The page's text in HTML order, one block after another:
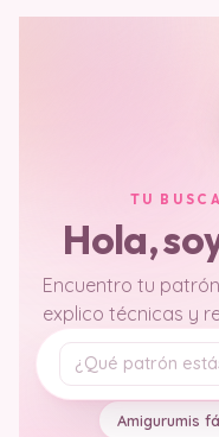
TU
Hola,
Encuentro tu
explico técnicas y
Tu pregunta
Amigurumis